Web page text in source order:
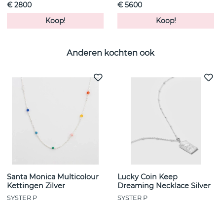
€ 2800
Koop!
€ 5600
Koop!
Anderen kochten ook
Santa Monica Multicolour
Kettingen Zilver
SYSTER P
Lucky Coin Keep
Dreaming Necklace Silver
SYSTER P